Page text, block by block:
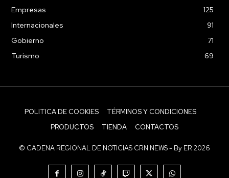
Empresas
125
Internacionales
91
Gobierno
71
Turismo
69
POLITICA DE COOKIES
TÉRMINOS Y CONDICIONES
PRODUCTOS
TIENDA CONTACTOS
© CADENA REGIONAL DE NOTICIAS CRN NEWS - By ER 2026